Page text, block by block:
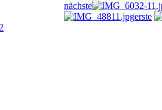
nächste
erste